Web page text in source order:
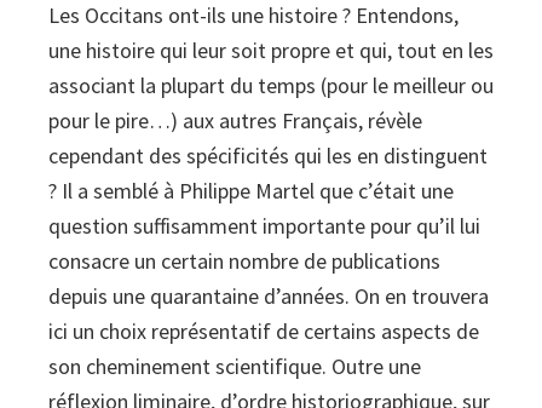
occitanes
Les Occitans ont-ils une histoire ? Entendons,
une histoire qui leur soit propre et qui, tout en les
associant la plupart du temps (pour le meilleur ou
pour le pire…) aux autres Français, révèle
cependant des spécificités qui les en distinguent
? Il a semblé à Philippe Martel que c’était une
question suffisamment importante pour qu’il lui
consacre un certain nombre de publications
depuis une quarantaine d’années. On en trouvera
ici un choix représentatif de certains aspects de
son cheminement scientifique. Outre une
réflexion liminaire, d’ordre historiographique, sur